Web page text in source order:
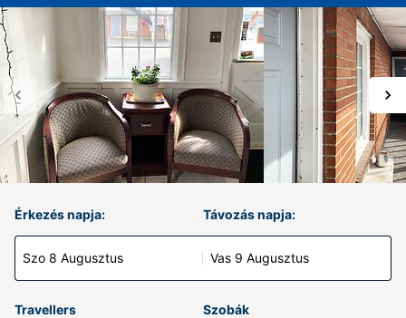
Érkezés napja:
Szo 8 Augusztus
Távozás napja:
Vas 9 Augusztus
Travellers Szobák